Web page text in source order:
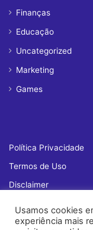
Finanças
Educação
Uncategorized
Marketing
Games
Política Privacidade
Termos de Uso
Disclaimer
Fale Conosco
Usamos cookies
experiência mais